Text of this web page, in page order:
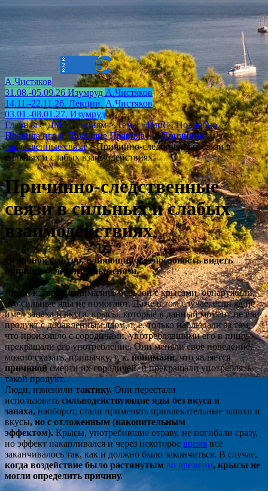
А.Чистяков
31.08.-05.09.26 Изумруд А.Чистяков
14.11.-22.11.26. Лекции. А.Чистяков
03.01.-08.01.27. Изумруд
Главная > ДМ к лекциям > Тема: «11πR». Подробно. >
Правила игр и "Большие Правила".> Причинно-
следственные связи > Причинно-следственные связи в
сильных и слабых взаимодействиях
Причинно-следственные
связи в сильных и слабых
взаимодействиях
Основной фактор, влияющий на способность видеть
причинно-следственные связи.
Люди, которые занимались борьбой с крысами, обнаружили,
что сильные яды не помогают. Даже в том случае, если яд не
имел запаха и вкуса, крысы, которые в данный момент не ели
продукт с добавленным ядом, т. е. только наблюдали за тем,
что произошло с сородичами, употреблявшими его в пищу,
прекращали его употребление. Они меняли свое поведение,
можно сказать, привычку, т. к.понимали, что является
причинойсмерти их сородичей, и прекращали употреблять
такой продукт.
Люди, изменили тактику. Они перестали
использовать сильнодействующие яды без вкуса и
запаха, наоборот, стали применять привлекательные запахи и
вкусы, но с отложенным (накопительным
эффектом). Крысы, употребившие отраву, не погибали сразу,
но эффект накапливался и через некоторое время всё
заканчивалось так, как и должно было закончиться. В случае,
когда воздействие было растянутым во времени, крысы не
могли определить причину.